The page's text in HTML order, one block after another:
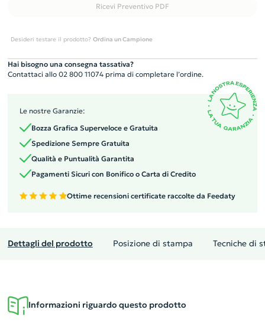
Ricevi Preventivo PDF
Desideri testare il prodotto? Ordina un Campione
Hai bisogno una consegna tassativa?
Contattaci allo 02 800 11074 prima di completare l’ordine.
Le nostre Garanzie:
Bozza Grafica Superveloce e Gratuita
Spedizione Sempre Gratuita
Qualità e Puntualità Garantita
Pagamenti Sicuri con Bonifico o Carta di Credito
Ottime recensioni certificate raccolte da Feedaty
Dettagli del prodotto Posizione di stampa Tecniche di
Informazioni riguardo questo prodotto